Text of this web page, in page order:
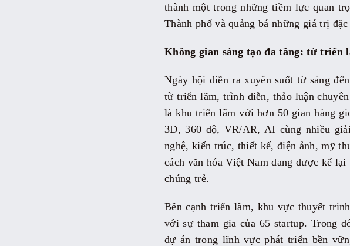
thành một trong những tiềm lực quan
Thành phố và quảng bá những giá trị
Không gian sáng tạo đa tầng: từ triển
Ngày hội diễn ra xuyên suốt từ sáng
từ triển lãm, trình diễn, thảo luận
là khu triển lãm với hơn 50 gian hàng
3D, 360 độ, VR/AR, AI cùng nhiều
nghệ, kiến trúc, thiết kế, điện ảnh, mỹ
cách văn hóa Việt Nam đang được kể
chúng trẻ.
Bên cạnh triển lãm, khu vực thuyết
với sự tham gia của 65 startup. Trong
dự án trong lĩnh vực phát triển bền